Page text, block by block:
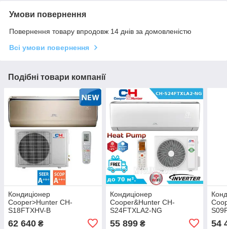
Умови повернення
Повернення товару впродовж 14 днів за домовленістю
Всі умови повернення
Подібні товари компанії
Кондиціонер
Cooper>Hunter CH-
S18FTXHV-B
62 640 ₴
Кондиціонер
Cooper&Hunter CH-
S24FTXLA2-NG
55 899₴ 54